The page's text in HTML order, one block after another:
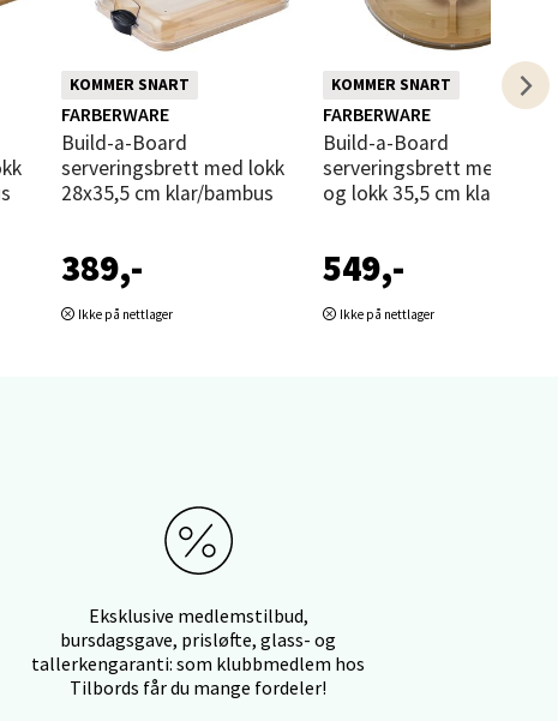
KOMMER SNART
FARBERWARE
Build-a-Board
serveringsbrett med lokk
28x35,5 cm klar/bambus
389,-
Ikke på nettlager
KOMMER SNART
FARBERWARE
Build-a-Board
serveringsbrett med 5
og lokk 35,5 cm klar/
549,-
Ikke på nettlager
Eksklusive medlemstilbud,
bursdagsgave, prisløfte, glass- og
tallerkengaranti: som klubbmedlem hos
Tilbords får du mange fordeler!